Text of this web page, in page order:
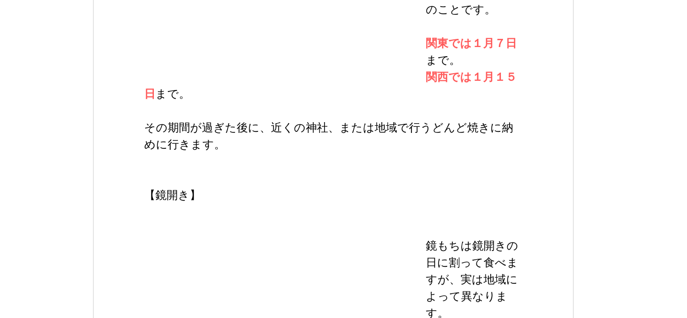
のことです。
関東では１月７日
まで。
関西では１月１５
日 まで。
その期間が過ぎた後に、近くの神社、または地域で行うどんど焼きに納
めに行きます。
【鏡開き】
鏡もちは鏡開きの
日に割って食べま
すが、実は地域に
よって異なりま
す。